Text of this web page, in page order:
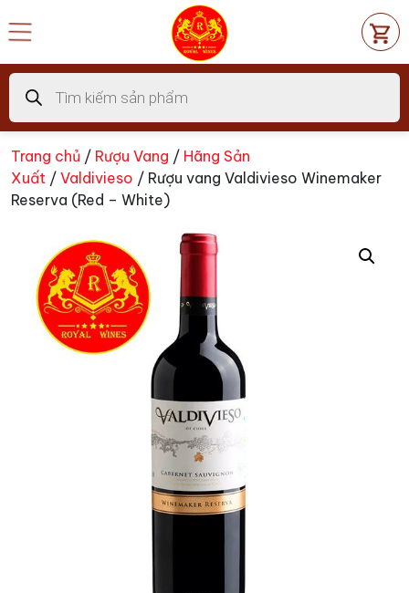
đến
dung
Tìm
kiếm
sản
phẩm
Trang chủ / Rượu Vang / Hãng Sản
Xuất / Valdivieso / Rượu vang Valdivieso Winemaker
Reserva (Red – White)